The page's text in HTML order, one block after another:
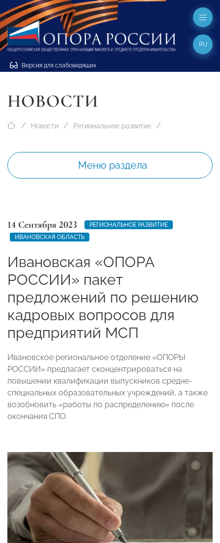
Версия для слабовидящих
RU
НОВОСТИ
Новости Региональное развитие
Меню раздела
14 Сентября 2023
РЕГИОНАЛЬНОЕ РАЗВИТИЕ
ИВАНОВСКАЯ ОБЛАСТЬ
Ивановская «ОПОРА
РОССИИ» пакет
предложений по решению
кадровых вопросов для
предприятий МСП
Ивановское региональное отделение «ОПОРЫ
РОССИИ» предлагает сконцентрироваться на
повышении квалификации выпускников средне-
специальных образовательных учреждений, а также
возобновить «работы по распределению» после
окончания СПО.